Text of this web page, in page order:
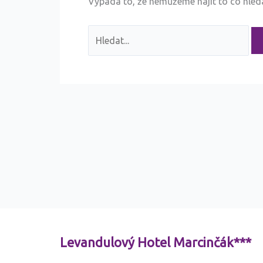
Levandulový Hotel Marcinčák***